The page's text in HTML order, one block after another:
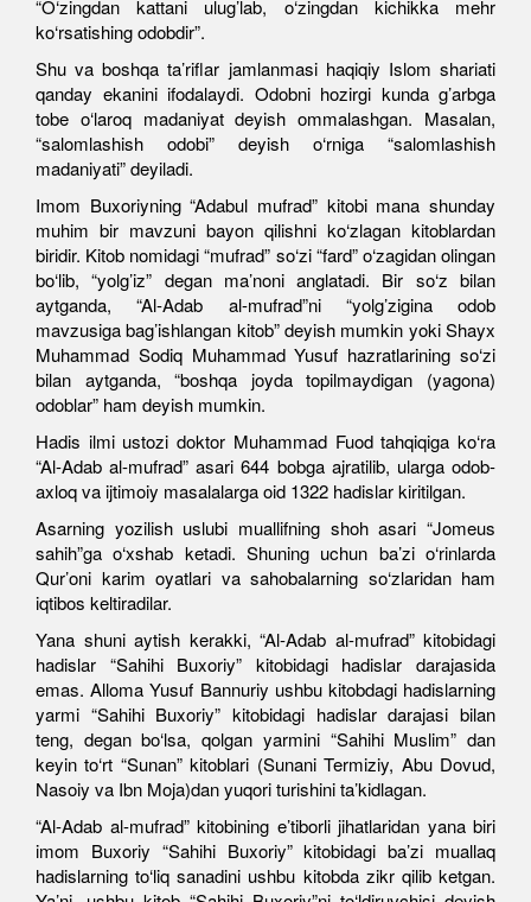
“O‘zingdan kattani ulug’lab, o‘zingdan kichikka mehr
ko‘rsatishing odobdir”.
Shu va boshqa ta’riflar jamlanmasi haqiqiy Islom shariati
qanday ekanini ifodalaydi. Odobni hozirgi kunda g’arbga
tobe o‘laroq madaniyat deyish ommalashgan. Masalan,
“salomlashish odobi” deyish o‘rniga “salomlashish
madaniyati” deyiladi.
Imom Buxoriyning “Adabul mufrad” kitobi mana shunday
muhim bir mavzuni bayon qilishni ko‘zlagan kitoblardan
biridir. Kitob nomidagi “mufrad” so‘zi “fard” o‘zagidan olingan
bo‘lib, “yolg’iz” degan ma’noni anglatadi. Bir so‘z bilan
aytganda, “Al-Adab al-mufrad”ni “yolg’zigina odob
mavzusiga bag’ishlangan kitob” deyish mumkin yoki Shayx
Muhammad Sodiq Muhammad Yusuf hazratlarining so‘zi
bilan aytganda, “boshqa joyda topilmaydigan (yagona)
odoblar” ham deyish mumkin.
Hadis ilmi ustozi doktor Muhammad Fuod tahqiqiga ko‘ra
“Al-Adab al-mufrad” asari 644 bobga ajratilib, ularga odob-
axloq va ijtimoiy masalalarga oid 1322 hadislar kiritilgan.
Asarning yozilish uslubi muallifning shoh asari “Jomeus
sahih”ga o‘xshab ketadi. Shuning uchun ba’zi o‘rinlarda
Qur’oni karim oyatlari va sahobalarning so‘zlaridan ham
iqtibos keltiradilar.
Yana shuni aytish kerakki, “Al-Adab al-mufrad” kitobidagi
hadislar “Sahihi Buxoriy” kitobidagi hadislar darajasida
emas. Alloma Yusuf Bannuriy ushbu kitobdagi hadislarning
yarmi “Sahihi Buxoriy” kitobidagi hadislar darajasi bilan
teng, degan bo‘lsa, qolgan yarmini “Sahihi Muslim” dan
keyin to‘rt “Sunan” kitoblari (Sunani Termiziy, Abu Dovud,
Nasoiy va Ibn Moja)dan yuqori turishini ta’kidlagan.
“Al-Adab al-mufrad” kitobining e’tiborli jihatlaridan yana biri
imom Buxoriy “Sahihi Buxoriy” kitobidagi ba’zi muallaq
hadislarning to‘liq sanadini ushbu kitobda zikr qilib ketgan.